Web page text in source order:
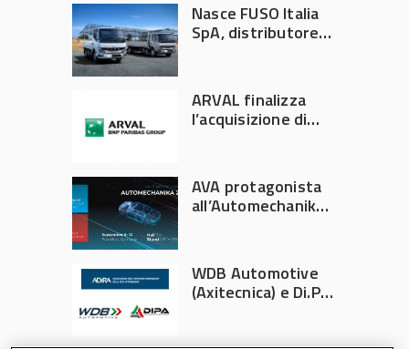
Nasce FUSO Italia
SpA, distributore
ARVAL finalizza
l’acquisizione di
AVA protagonista
all’Automechanika
WDB Automotive
(Axitecnica) e Di.Pa.